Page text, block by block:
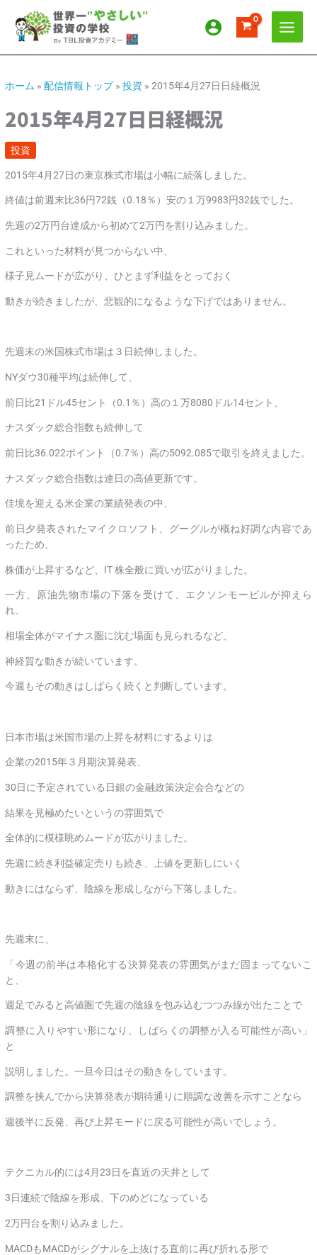
ス
ッホーム »配信情報トップ»投資 »2015年4月27日日経概況
2015年4月27日日経概況
投資
2015年4月27日の東京株式市場は小幅に続落しました。
終値は前週末比36円72銭（0.18％）安の１万9983円32銭でした。
先週の2万円台達成から初めて2万円を割り込みました。
これといった材料が見つからない中、
様子見ムードが広がり、ひとまず利益をとっておく
動きが続きましたが、悲観的になるような下げではありません。
先週末の米国株式市場は３日続伸しました。
NYダウ30種平均は続伸して、
前日比21ドル45セント（0.1％）高の１万8080ドル14セント、
ナスダック総合指数も続伸して
前日比36.022ポイント（0.7％）高の5092.085で取引を終えました。
ナスダック総合指数は連日の高値更新です。
佳境を迎える米企業の業績発表の中、
前日夕発表されたマイクロソフト、グーグルが概ね好調な内容であ
ったため、
株価が上昇するなど、IT 株全般に買いが広がりました。
一方、原油先物市場の下落を受けて、エクソンモービルが抑えら
れ、
相場全体がマイナス圏に沈む場面も見られるなど、
神経質な動きが続いています。
今週もその動きはしばらく続くと判断しています。
日本市場は米国市場の上昇を材料にするよりは
企業の2015年３月期決算発表、
30日に予定されている日銀の金融政策決定会合などの
結果を見極めたいというの雰囲気で
全体的に模様眺めムードが広がりました。
先週に続き利益確定売りも続き、上値を更新しにいく
動きにはならず、陰線を形成しながら下落しました。
先週末に、
「今週の前半は本格化する決算発表の雰囲気がまだ固まってないこ
と、
週足でみると高値圏で先週の陰線を包み込むつつみ線が出たことで
調整に入りやすい形になり、しばらくの調整が入る可能性が高い」
と
説明しました。一旦今日はその動きをしています。
調整を挟んでから決算発表が期待通りに順調な改善を示すことなら
週後半に反発、再び上昇モードに戻る可能性が高いでしょう。
テクニカル的には4月23日を直近の天井として
3日連続で陰線を形成、下のめどになっている
2万円台を割り込みました。
MACDもMACDがシグナルを上抜ける直前に再び折れる形で
ー
ブ
テ
ー